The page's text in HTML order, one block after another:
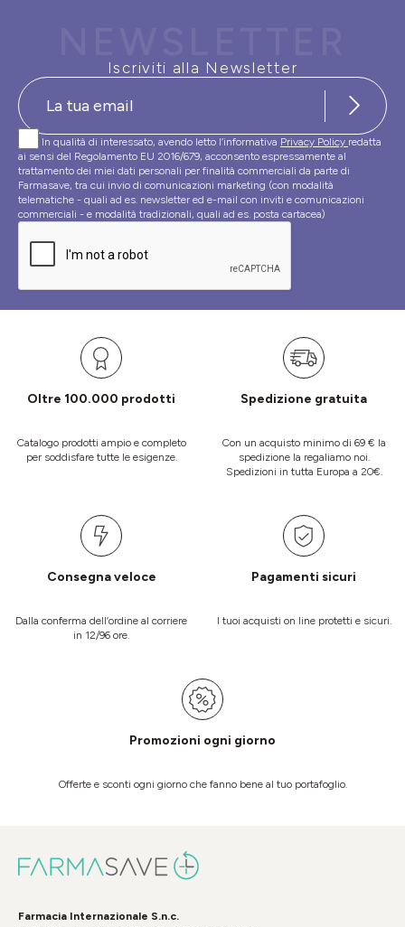
Iscriviti alla Newsletter
In qualità di interessato, avendo letto l’informativa Privacy Policy redatta
ai sensi del Regolamento EU 2016/679, acconsento espressamente al
trattamento dei miei dati personali per finalità commerciali da parte di
Farmasave, tra cui invio di comunicazioni marketing (con modalità
telematiche - quali ad es. newsletter ed e-mail con inviti e comunicazioni
commerciali - e modalità tradizionali, quali ad es. posta cartacea)
Oltre 100.000 prodotti
Catalogo prodotti ampio e completo
per soddisfare tutte le esigenze.
Spedizione gratuita
Con un acquisto minimo di 69 € la
spedizione la regaliamo noi.
Spedizioni in tutta Europa a 20€.
Consegna veloce
Dalla conferma dell’ordine al corriere
in 12/96 ore.
Pagamenti sicuri
I tuoi acquisti on line protetti e sicuri.
Promozioni ogni giorno
Offerte e sconti ogni giorno che fanno bene al tuo portafoglio.
Farmacia Internazionale S.n.c.